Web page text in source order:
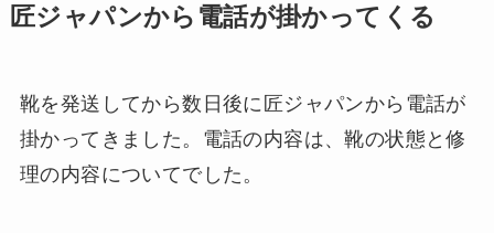
匠ジャパンから電話が掛かってくる
靴を発送してから数日後に匠ジャパンから電話が
掛かってきました。電話の内容は、靴の状態と修
理の内容についてでした。